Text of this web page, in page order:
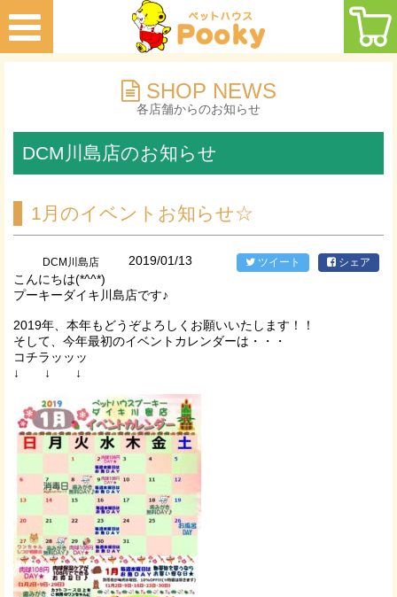
SHOP NEWS
各店舗からのお知らせ
DCM川島店のお知らせ
1月のイベントお知らせ☆
DCM川島店 2019/01/13 ツイート シェア
こんにちは(*^^*)
プーキーダイキ川島店です♪
2019年、本年もどうぞよろしくお願いいたします！！
そして、今年最初のイベントカレンダーは・・・
コチラッッッ
↓ ↓ ↓